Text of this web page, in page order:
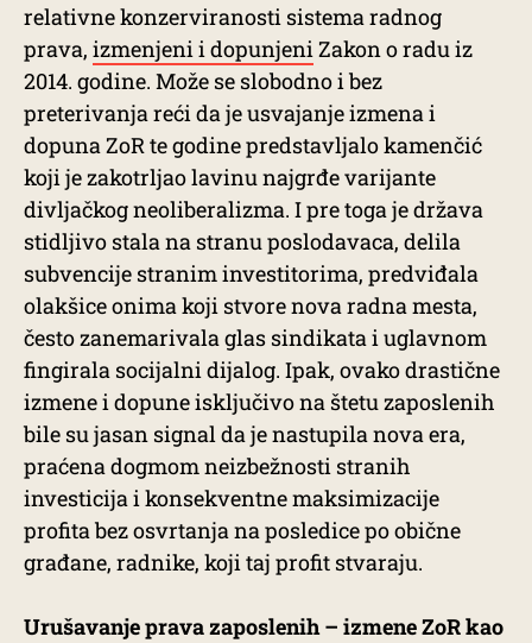
relativne konzerviranosti sistema radnog
prava, izmenjeni i dopunjeniZakon o radu iz
2014. godine. Može se slobodno i bez
preterivanja reći da je usvajanje izmena i
dopuna ZoR te godine predstavljalo kamenčić
koji je zakotrljao lavinu najgrđe varijante
divljačkog neoliberalizma. I pre toga je država
stidljivo stala na stranu poslodavaca, delila
subvencije stranim investitorima, predviđala
olakšice onima koji stvore nova radna mesta,
često zanemarivala glas sindikata i uglavnom
fingirala socijalni dijalog. Ipak, ovako drastične
izmene i dopune isključivo na štetu zaposlenih
bile su jasan signal da je nastupila nova era,
praćena dogmom neizbežnosti stranih
investicija i konsekventne maksimizacije
profita bez osvrtanja na posledice po obične
građane, radnike, koji taj profit stvaraju.
Urušavanje prava zaposlenih – izmene ZoR kao